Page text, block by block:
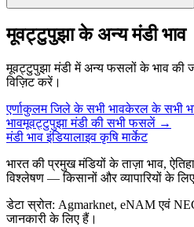
मूवट्टुपुझा के अन्य मंडी भाव
मूवट्टुपुझा मंडी में अन्य फसलों के भाव की
विज़िट करें।
एर्णाकुलम जिले के सभी भावकेरल के सभी
भावमूवट्टुपुझा मंडी की सभी फसलें →
मंडी भाव इंडियालाइव कृषि मार्केट
भारत की प्रमुख मंडियों के ताज़ा भाव,
विश्लेषण — किसानों और व्यापारियों के
डेटा स्रोत: Agmarknet, eNAM एवं
जानकारी के लिए हैं।